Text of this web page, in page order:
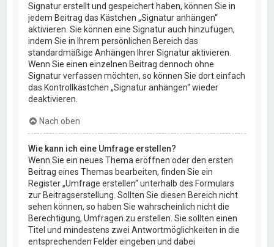
Signatur erstellt und gespeichert haben, können Sie in
jedem Beitrag das Kästchen „Signatur anhängen“
aktivieren. Sie können eine Signatur auch hinzufügen,
indem Sie in Ihrem persönlichen Bereich das
standardmäßige Anhängen Ihrer Signatur aktivieren.
Wenn Sie einen einzelnen Beitrag dennoch ohne
Signatur verfassen möchten, so können Sie dort einfach
das Kontrollkästchen „Signatur anhängen“ wieder
deaktivieren.
Nach oben
Wie kann ich eine Umfrage erstellen?
Wenn Sie ein neues Thema eröffnen oder den ersten
Beitrag eines Themas bearbeiten, finden Sie ein
Register „Umfrage erstellen“ unterhalb des Formulars
zur Beitragserstellung. Sollten Sie diesen Bereich nicht
sehen können, so haben Sie wahrscheinlich nicht die
Berechtigung, Umfragen zu erstellen. Sie sollten einen
Titel und mindestens zwei Antwortmöglichkeiten in die
entsprechenden Felder eingeben und dabei